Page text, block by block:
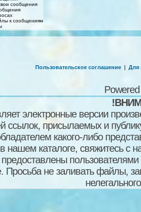
сообщения
к сообщениям
Пользовательское соглашение | Для
электронные версии
ссылок, присылаемых и
какого-либо
в нашем каталоге, свяжитесь
пользователями
Просьба не заливать файлы,